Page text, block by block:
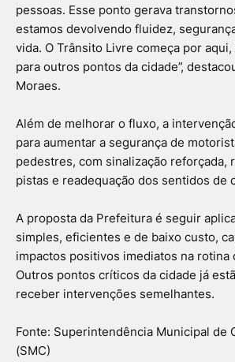
pessoas. Esse ponto gerava
estamos devolvendo fluidez,
vida. O Trânsito Livre começa por aqui,
para outros pontos da cidade”,
Moraes.
Além de melhorar o fluxo, a
para aumentar a segurança de
pedestres, com sinalização reforçada,
pistas e readequação dos sentidos de
A proposta da Prefeitura é seguir
simples, eficientes e de baixo custo,
impactos positivos imediatos na rotina
Outros pontos críticos da cidade já
receber intervenções semelhantes.
Fonte: Superintendência Municipal de
(SMC)